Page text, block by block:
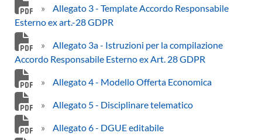
»
Allegato 3 - Template Accordo Responsabile
Esterno ex art.-28 GDPR
»
Allegato 3a - Istruzioni per la compilazione
Accordo Responsabile Esterno ex Art. 28 GDPR
» Allegato 4 - Modello Offerta Economica
» Allegato 5 - Disciplinare telematico
» Allegato 6 - DGUE editabile